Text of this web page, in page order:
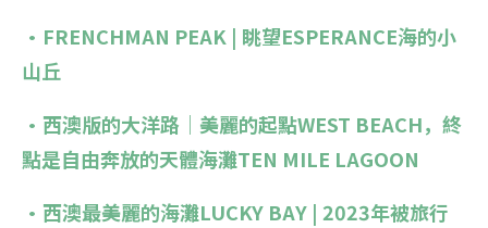
•FRENCHMAN PEAK | 眺望ESPERANCE海的小
山丘
•西澳版的大洋路｜美麗的起點WEST BEACH，終
點是自由奔放的天體海灘TEN MILE LAGOON
•西澳最美麗的海灘LUCKY BAY | 2023年被旅行